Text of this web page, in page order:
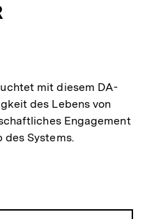
mit diesem DA-
des Lebens von
Engagement
des Systems.